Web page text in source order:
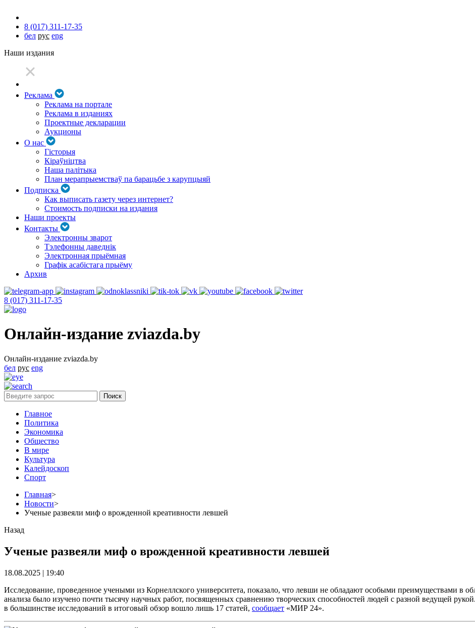
8 (017) 311-17-35
бел рус eng
Наши издания
Реклама
Реклама на портале
Реклама в изданиях
Проектные декларации
Аукционы
О нас
Гісторыя
Кіраўніцтва
Наша палітыка
План мерапрыемстваў па барацьбе з карупцыяй
Подписка
Как выписать газету через интернет?
Стоимость подписки на издания
Наши проекты
Контакты
Электронны зварот
Тэлефонны даведнік
Электронная прыёмная
Графік асабістага прыёму
Архив
8 (017) 311-17-35
Онлайн-издание zviazda.by
Онлайн-издание zviazda.by
бел рус eng
Главное
Политика
Экономика
Общество
В мире
Культура
Калейдоскоп
Спорт
Главная>
Новости>
Ученые развеяли миф о врожденной креативности левшей
Назад
Ученые развеяли миф о врожденной креативности левшей
18.08.2025 | 19:40
Исследование, проведенное учеными из Корнеллского университета, показало, что левши не обладают особыми преимуществами в
анализа было изучено почти тысячу научных работ, посвященных сравнению творческих способностей людей с разной ведущей
в большинстве исследований в итоговый обзор вошло лишь 17 статей, сообщает «МИР 24».